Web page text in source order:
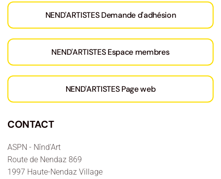
NEND'ARTISTES Demande d'adhésion
NEND'ARTISTES Espace membres
NEND'ARTISTES Page web
CONTACT
ASPN - Nînd'Art
Route de Nendaz 869
1997 Haute-Nendaz Village